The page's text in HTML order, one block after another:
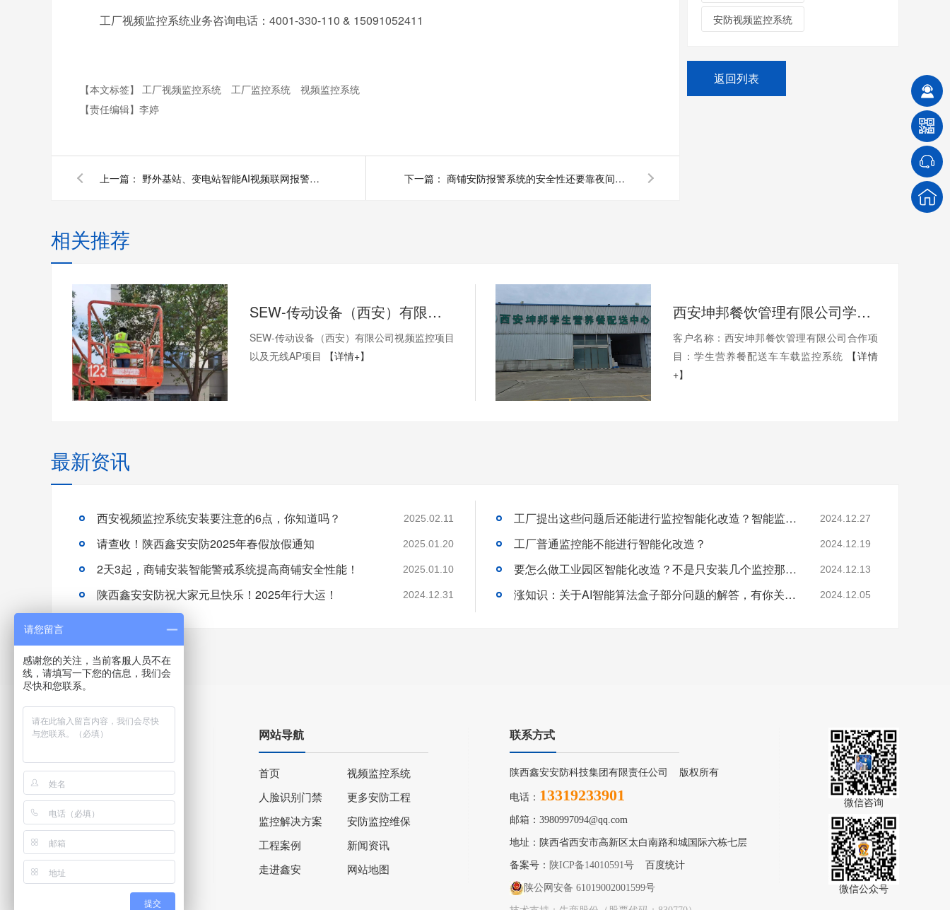
工厂视频监控系统业务咨询电话：4001-330-110 & 15091052411
【本文标签】 工厂视频监控系统 工厂监控系统
视频监控系统
【责任编辑】 李婷
上一篇： 野外基站、变电站智能AI视频联网报警系统的9大功能，点击了解 下一篇： 商铺安防报警系统的安全性还要靠夜间安保巡查服务来保证
安防视频监控系统
返回列表
相关推荐
SEW-传动设备（西安）有限公司视频监控项目以及无线AP项目
SEW-传动设备（西安）有限公司视频监控项目
以及无线AP项目
【详情+】
西安坤邦餐饮管理有限公司学生营养餐配送车车载监控系统服务获客户认可
客户名称：西安坤邦餐饮管理有限公司合作项
目：学生营养餐配送车车载监控系统
【详情
+】
最新资讯
西安视频监控系统安装要注意的6点，你知道吗？ 2025.02.11
请查收！陕西鑫安安防2025年春假放假通知 2025.01.20
2天3起，商铺安装智能警戒系统提高商铺安全性能！ 2025.01.10
陕西鑫安安防祝大家元旦快乐！2025年行大运！ 2024.12.31
工厂提出这些问题后还能进行监控智能化改造？智能监控的这些算法太实用了！ 2024.12.27
工厂普通监控能不能进行智能化改造？ 2024.12.19
要怎么做工业园区智能化改造？不是只安装几个监控那些简单！ 2024.12.13
涨知识：关于AI智能算法盒子部分问题的解答，有你关心的吗？ 2024.12.05
网站导航
首页 视频监控系统
人脸识别门禁 更多安防工程
监控解决方案 安防监控维保
工程案例 新闻资讯
走进鑫安 网站地图
联系方式
陕西鑫安安防科技集团有限责任公司 版权所有
电话： 13319233901
邮箱：3980997094@qq.com
地址：陕西省西安市高新区太白南路和城国际六栋七层
备案号： 陕ICP备14010591号 百度统计
陕公网安备 61019002001599号
微信咨询
微信公众号
请您留言
感谢您的关注，当前客服人员不在
线，请填写一下您的信息，我们会
尽快和您联系。
提交